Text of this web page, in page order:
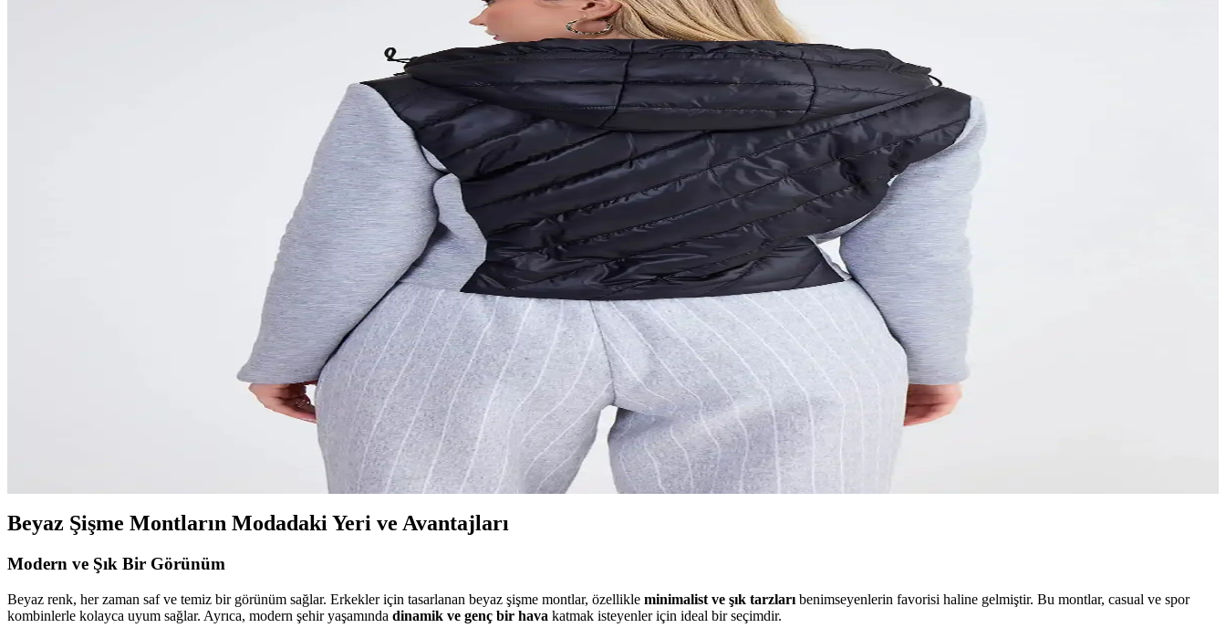
Nike Bebek Montları: Dayanıklı, Şık ve Sıcak Tutucu Çocuk Kış Giyim Seçenekleri
Nike bebek montları, yüksek ısı yalıtımı, dayanıklılık ve şıklık sunar. Çocuklar için çeşitli modeller ve renk seçenekleriyle, güvenli ve konforlu kış giyim imkanı sağlar.
Columbia Powder Lite Erkek Montu: Günlük Şıklık ve Fonksiyonelliğin Birleşimi
Columbia Powder Lite erkek montu, suya ve rüzgara dayanıklı, hafif ve izolasyonlu yapısıyla günlük kullanım ve doğa aktiviteleri için ideal. Şık tasarımıyla her tarzla uyum sağlar.
Baharlık Erkek Mont Seçimi ve Kombinasyonları Hakkında Kapsamlı Rehber
Baharlık erkek montlar, hafif ve nefes alabilir yapılarıyla hem şıklık hem de konfor sunar. Doğru seçim ve kombinasyonlarla tarzınızı tamamlayabilirsiniz.
Su Yeşili Kadın Mont Modelleri ve Kombinasyon İpuçlarıyla Stilinizi Yükseltin
Su yeşili montlar, kadınlar için hem şıklık hem de ferahlık sunar. Modada yeni trendler, modeller ve kombinasyon önerileriyle tarzınızı tamamlayın.
2025'te Lufian Parlak Mont ile Kış Şıklığınızda Devrim Yapın
Kışın şıklık ve konforu bir arada sunan Lufian parlak montu keşfedin. Tarzınızı tamamlamak için hemen inceleyin!
Lufian Yeşil Mont: Modern Tasarım ve Dayanıklılığıyla Şık Kış Koleksiyonu
Lufian yeşil montlar, şıklık ve dayanıklılığı bir arada sunar. Modern detaylar ve fonksiyonellik ile kış aylarında tarzınızı koruyun.
Şapkalı Montlar: Kışın Sıcak ve Şık Kalmanın En İyi Yolu
Şapkalı montlar, kışın sıcak tutarken şıklığı da ön plana çıkaran fonksiyonel ve trend tasarımlardır. Farklı modelleri ve kombinasyon önerileriyle stilinizi tamamlayın.
Beyaz Şişme Montların Modadaki Yeri ve Avantajları
Modern ve Şık Bir Görünüm
Beyaz renk, her zaman saf ve temiz bir görünüm sağlar. Erkekler için tasarlanan beyaz şişme montlar, özellikle minimalist ve şık tarzları benimseyenlerin favorisi haline gelmiştir. Bu montlar, casual ve spor
kombinlerle kolayca uyum sağlar. Ayrıca, modern şehir yaşamında dinamik ve genç bir hava katmak isteyenler için ideal bir seçimdir.